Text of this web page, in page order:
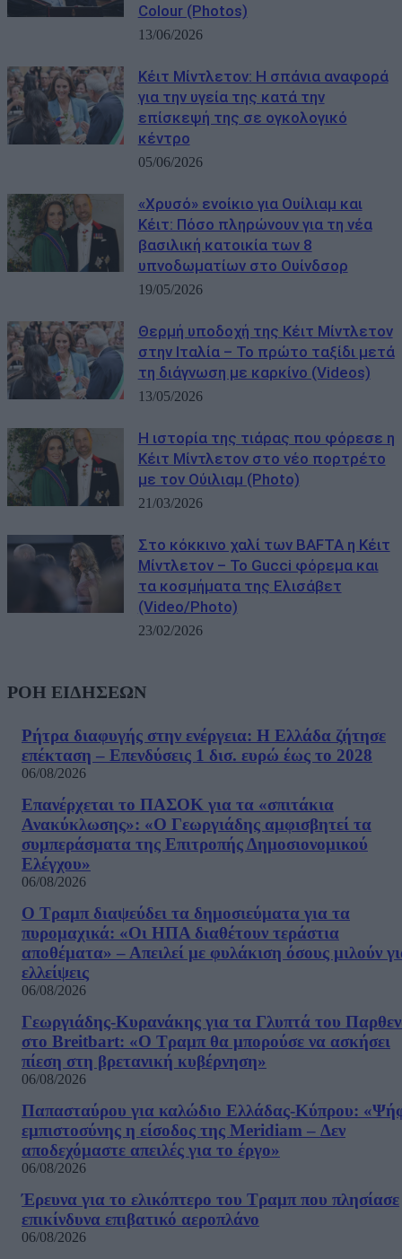
Colour (Photos)
13/06/2026
Κέιτ Μίντλετον: Η σπάνια αναφορά
για την υγεία της κατά την
επίσκεψή της σε ογκολογικό
κέντρο
05/06/2026
«Χρυσό» ενοίκιο για Ουίλιαμ και
Κέιτ: Πόσο πληρώνουν για τη νέα
βασιλική κατοικία των 8
υπνοδωματίων στο Ουίνδσορ
19/05/2026
Θερμή υποδοχή της Κέιτ Μίντλετον
στην Ιταλία – Το πρώτο ταξίδι μετά
τη διάγνωση με καρκίνο (Videos)
13/05/2026
Η ιστορία της τιάρας που φόρεσε η
Κέιτ Μίντλετον στο νέο πορτρέτο
με τον Ούιλιαμ (Photo)
21/03/2026
Στο κόκκινο χαλί των BAFTA η Κέιτ
Μίντλετον – Το Gucci φόρεμα και
τα κοσμήματα της Ελισάβετ
(Video/Photo)
23/02/2026
ΡΟΗ ΕΙΔΗΣΕΩΝ
Ρήτρα διαφυγής στην ενέργεια: Η Ελλάδα ζήτησε
επέκταση – Επενδύσεις 1 δισ. ευρώ έως το 2028
06/08/2026
Επανέρχεται το ΠΑΣΟΚ για τα «σπιτάκια
Ανακύκλωσης»: «Ο Γεωργιάδης αμφισβητεί τα
συμπεράσματα της Επιτροπής Δημοσιονομικού
Ελέγχου»
06/08/2026
Ο Τραμπ διαψεύδει τα δημοσιεύματα για τα
πυρομαχικά: «Οι ΗΠΑ διαθέτουν τεράστια
αποθέματα» – Απειλεί με φυλάκιση όσους μιλούν
ελλείψεις
06/08/2026
Γεωργιάδης-Κυρανάκης για τα Γλυπτά του
στο Breitbart: «Ο Τραμπ θα μπορούσε να ασκήσει
πίεση στη βρετανική κυβέρνηση»
06/08/2026
Παπασταύρου για καλώδιο Ελλάδας-Κύπρου:
εμπιστοσύνης η είσοδος της Meridiam – Δεν
αποδεχόμαστε απειλές για το έργο»
06/08/2026
Έρευνα για το ελικόπτερο του Τραμπ που πλησίασε
επικίνδυνα επιβατικό αεροπλάνο
06/08/2026